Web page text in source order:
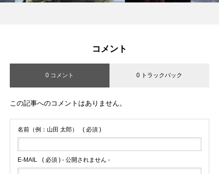
コメント
0 コメント 0 トラックバック
この記事へのコメントはありません。
名前（例：山田 太郎） ( 必須 )
E-MAIL ( 必須 ) - 公開されません -